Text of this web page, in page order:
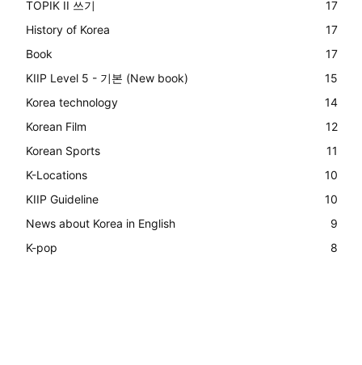
TOPIK II 쓰기
17
History of Korea
17
Book
17
KIIP Level 5 - 기본 (New book)
15
Korea technology
14
Korean Film
12
Korean Sports
11
K-Locations
10
KIIP Guideline
10
News about Korea in English
9
K-pop
8